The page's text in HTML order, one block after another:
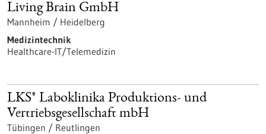
Living Brain GmbH
Mannheim / Heidelberg
Medizintechnik
Healthcare-IT/Telemedizin
LKS® Laboklinika Produktions- und
Vertriebsgesellschaft mbH
Tübingen / Reutlingen